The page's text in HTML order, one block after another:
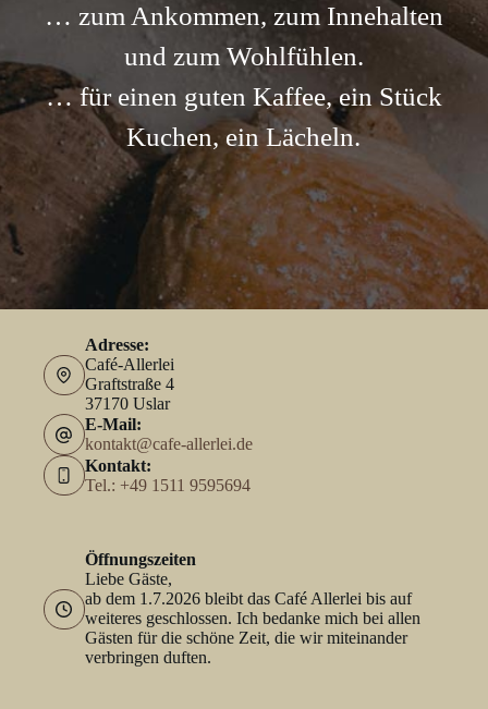
… zum Ankommen, zum Innehalten
und zum Wohlfühlen.
… für einen guten Kaffee, ein Stück
Kuchen, ein Lächeln.
Adresse:
Café-Allerlei
Graftstraße 4
37170 Uslar
E-Mail:
kontakt@cafe-allerlei.de
Kontakt:
Tel.: +49 1511 9595694
Öffnungszeiten
Liebe Gäste,
ab dem 1.7.2026 bleibt das Café Allerlei bis auf
weiteres geschlossen. Ich bedanke mich bei allen
Gästen für die schöne Zeit, die wir miteinander
verbringen duften.